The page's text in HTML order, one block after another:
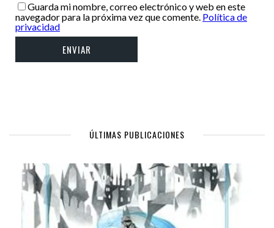
Guarda mi nombre, correo electrónico y web en este
navegador para la próxima vez que comente. Política de
privacidad
ÚLTIMAS PUBLICACIONES